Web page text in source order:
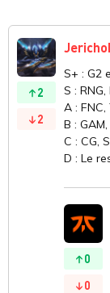
2
2
S+ : G2
S : RNG,
A : FNC,
B :
C : CG,
D : Le
0
0